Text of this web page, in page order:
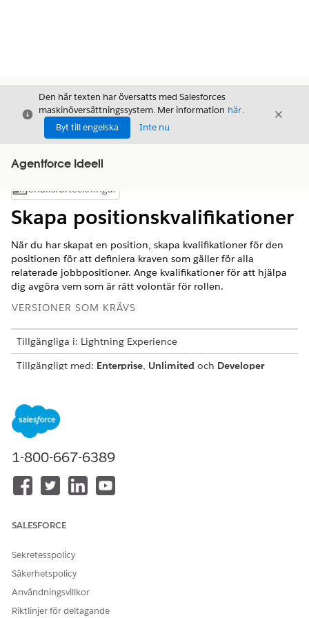
Stäng
Den här texten har översatts med Salesforces
maskinöversättningssystem. Mer information här.
Byt till engelska
Inte nu
Stäng
Agentforce Ideell
Visa innehållsförteckning
Innehållsförteckningar
Skapa positionskvalifikationer
När du har skapat en position, skapa kvalifikationer för den
positionen för att definiera kraven som gäller för alla
relaterade jobbpositioner. Ange kvalifikationer för att hjälpa
dig avgöra vem som är rätt volontär för rollen.
VERSIONER SOM KRÄVS
Tillgängliga i: Lightning Experience
Tillgängligt med: Enterprise, Unlimited och Developer
Skapa
På sidan Positionera kvalifikationer, klicka på
Fönstret Ny befattningskvalificering öppnas.
För referensposten för kvalifikationer, välj antingen
För att göra kvalificeringsstandarden till en
demonstrerad kompetens, välj
För att göra kvalificeringsstandarden till en examen,
välj
Examination
1-800-667-6389
SALESFORCE
Sekretesspolicy
Säkerhetspolicy
Användningsvillkor
Riktlinjer för deltagande